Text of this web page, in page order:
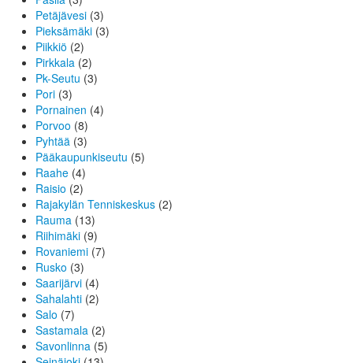
Petäjävesi (3)
Pieksämäki (3)
Piikkiö (2)
Pirkkala (2)
Pk-Seutu (3)
Pori (3)
Pornainen (4)
Porvoo (8)
Pyhtää (3)
Pääkaupunkiseutu (5)
Raahe (4)
Raisio (2)
Rajakylän Tenniskeskus (2)
Rauma (13)
Riihimäki (9)
Rovaniemi (7)
Rusko (3)
Saarijärvi (4)
Sahalahti (2)
Salo (7)
Sastamala (2)
Savonlinna (5)